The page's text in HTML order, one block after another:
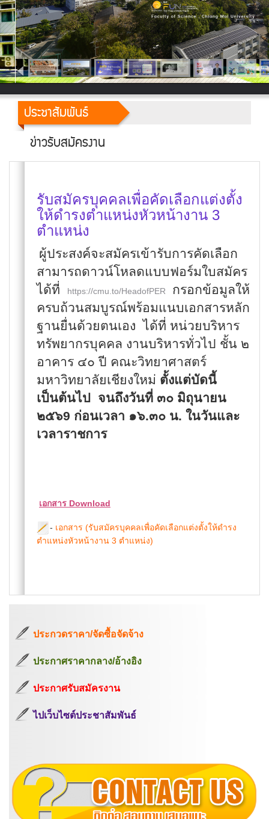
ประชาสัมพันธ์
ข่าวรับสมัครงาน
รับสมัครบุคคลเพื่อคัดเลือกแต่งตั้ง
ให้ดำรงตำแหน่งหัวหน้างาน 3
ตำแหน่ง
ผู้ประสงค์จะสมัครเข้ารับการคัดเลือก
สามารถดาวน์โหลดแบบฟอร์มใบสมัคร
ได้ที่
https://cmu.to/HeadofPER
กรอกข้อมูลให้
ครบถ้วนสมบูรณ์พร้อมแนบเอกสารหลัก
ฐานยื่นด้วยตนเอง ได้ที่ หน่วยบริหาร
ทรัพยากรบุคคล งานบริหารทั่วไป ชั้น ๒
อาคาร ๔๐ ปี คณะวิทยาศาสตร์
มหาวิทยาลัยเชียงใหม่ ตั้งแต่บัดนี้
เป็นต้นไป จนถึงวันที่ ๓๐ มิถุนายน
๒๕๖9 ก่อนเวลา ๑๖.๓๐ น. ในวันและ
เวลาราชการ
เอกสาร Download
- เอกสาร (รับสมัครบุคคลเพื่อคัดเลือกแต่งตั้งให้ดำรง
ตำแหน่งหัวหน้างาน 3 ตำแหน่ง)
ประกวดราคา/จัดซื้อจัดจ้าง
ประกาศราคากลาง/อ้างอิง
ประกาศรับสมัครงาน
ไปเว็บไซต์ประชาสัมพันธ์